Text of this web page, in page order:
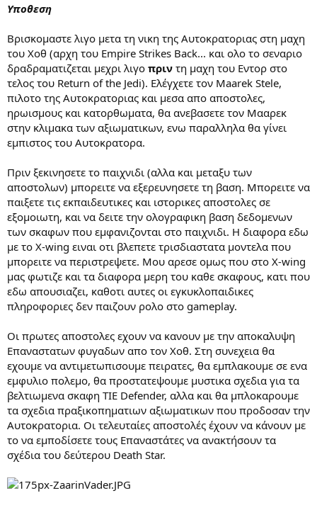
Υποθεση
Βρισκομαστε λιγο μετα τη νικη της Αυτοκρατοριας στη μαχη
του Χοθ (αρχη του Empire Strikes Back... και ολο το σεναριο
δραδραματιζεται μεχρι λιγο πριν τη μαχη του Εντορ στο
τελος του Return of the Jedi). Ελέγχετε τον Maarek Stele,
πιλοτο της Αυτοκρατοριας και μεσα απο αποστολες,
ηρωισμους και κατορθωματα, θα ανεβασετε τον Μααρεκ
στην κλιμακα των αξιωματικων, ενω παραλληλα θα γίνει
εμπιστος του Αυτοκρατορα.
Πριν ξεκινησετε το παιχνιδι (αλλα και μεταξυ των
αποστολων) μπορειτε να εξερευνησετε τη βαση. Μπορειτε να
παιξετε τις εκπαιδευτικες και ιστορικες αποστολες σε
εξομοιωτη, και να δειτε την ολογραφικη βαση δεδομενων
των σκαφων που εμφανιζονται στο παιχνιδι. Η διαφορα εδω
με το X-wing ειναι οτι βλεπετε τρισδιαστατα μοντελα που
μπορειτε να περιστρεψετε. Μου αρεσε ομως που στο X-wing
μας φωτιζε και τα διαφορα μερη του καθε σκαφους, κατι που
εδω απουσιαζει, καθοτι αυτες οι εγκυκλοπαιδικες
πληροφοριες δεν παιζουν ρολο στο gameplay.
Οι πρωτες αποστολες εχουν να κανουν με την αποκαλυψη
Επαναστατων φυγαδων απο τον Χοθ. Στη συνεχεια θα
εχουμε να αντιμετωπισουμε πειρατες, θα εμπλακουμε σε ενα
εμφυλιο πολεμο, θα προστατεψουμε μυστικα σχεδια για τα
βελτιωμενα σκαφη TIE Defender, αλλα και θα μπλοκαρουμε
τα σχεδια πραξικοπηματιων αξιωματικων που προδοσαν την
Αυτοκρατορια. Οι τελευταίες αποστολές έχουν να κάνουν με
το να εμποδίσετε τους Επαναστάτες να ανακτήσουν τα
σχέδια του δεύτερου Death Star.